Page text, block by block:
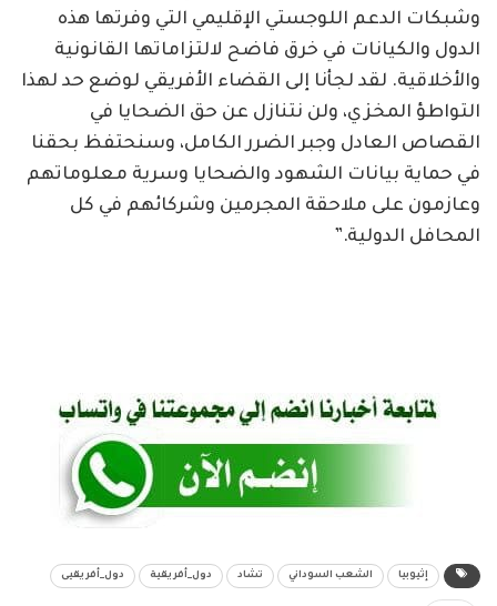
وشبكات الدعم اللوجستي الإقليمي التي وفرتها هذه
الدول والكيانات في خرق فاضح لالتزاماتها القانونية
والأخلاقية. لقد لجأنا إلى القضاء الأفريقي لوضع حد لهذا
التواطؤ المخزي، ولن نتنازل عن حق الضحايا في
القصاص العادل وجبر الضرر الكامل، وسنحتفظ بحقنا
في حماية بيانات الشهود والضحايا وسرية معلوماتهم
وعازمون على ملاحقة المجرمين وشركائهم في كل
المحافل الدولية.”
إثيوبيا الشعب السوداني تشاد دول_أفريقية دول_أفريقيى